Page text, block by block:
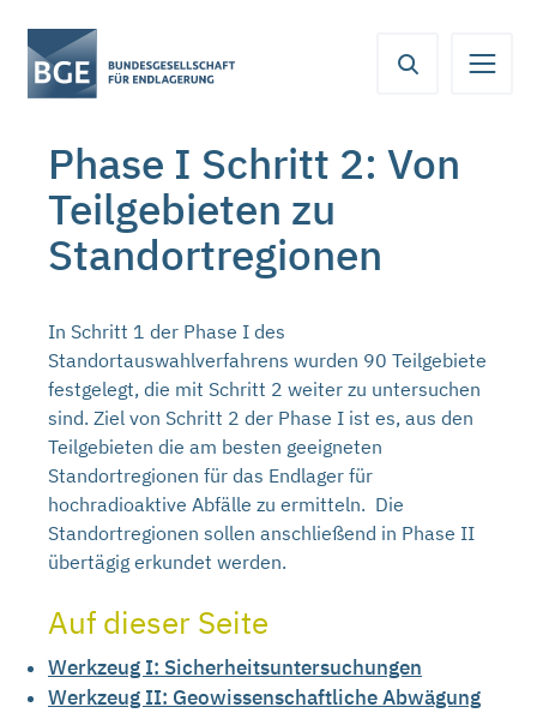
aus
folgenden
Bereichen
Inhaltsbereich
Navigation
Metamenü
Servicemenü
Phase I Schritt 2: Von
Teilgebieten zu
Standortregionen
In Schritt 1 der Phase I des
Standortauswahlverfahrens wurden 90 Teilgebiete
festgelegt, die mit Schritt 2 weiter zu untersuchen
sind. Ziel von Schritt 2 der Phase I ist es, aus den
Teilgebieten die am besten geeigneten
Standortregionen für das Endlager für
hochradioaktive Abfälle zu ermitteln. Die
Standortregionen sollen anschließend in Phase II
übertägig erkundet werden.
Auf dieser Seite
Werkzeug I: Sicherheitsuntersuchungen
Werkzeug II: Geowissenschaftliche Abwägung